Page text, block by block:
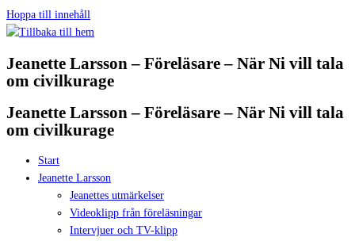
Hoppa till innehåll
Jeanette Larsson – Föreläsare – När Ni vill tala
om civilkurage
Jeanette Larsson – Föreläsare – När Ni vill tala
om civilkurage
Start
Jeanette Larsson
Jeanettes utmärkelser
Videoklipp från föreläsningar
Intervjuer och TV-klipp